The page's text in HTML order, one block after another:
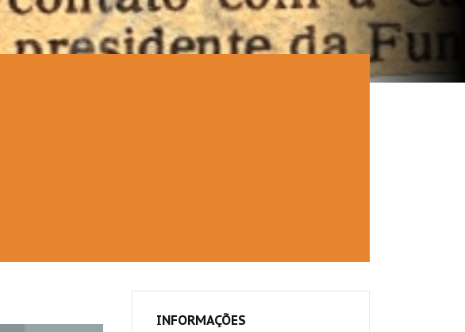
INFORMAÇÕES